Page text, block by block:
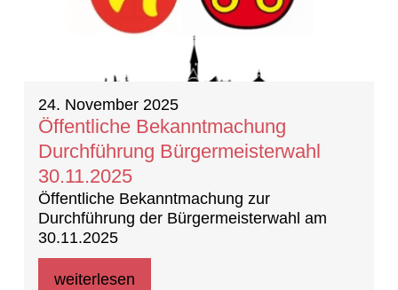
24. November 2025
Öffentliche Bekanntmachung
Durchführung Bürgermeisterwahl
30.11.2025
Öffentliche Bekanntmachung zur
Durchführung der Bürgermeisterwahl am
30.11.2025
weiterlesen